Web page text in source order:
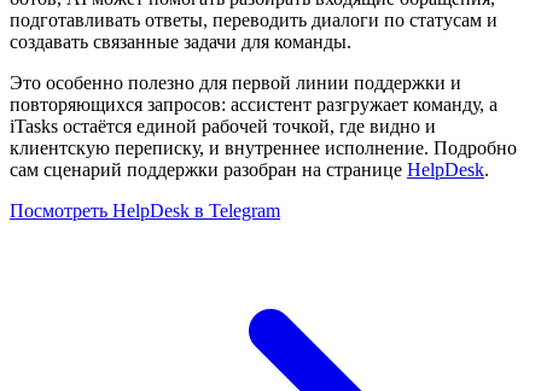
Один из самых сильных сценариев AI API - автоматизация
внешней поддержки. Если ваши клиенты пишут в Telegram-
ботов, AI может помогать разбирать входящие обращения,
подготавливать ответы, переводить диалоги по статусам и
создавать связанные задачи для команды.
Это особенно полезно для первой линии поддержки и
повторяющихся запросов: ассистент разгружает команду, а
iTasks остаётся единой рабочей точкой, где видно и
клиентскую переписку, и внутреннее исполнение. Подробно
сам сценарий поддержки разобран на странице